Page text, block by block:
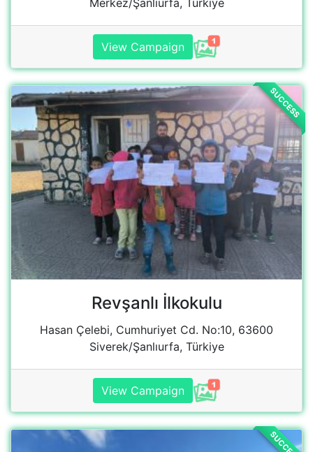
Revşanlı İlkokulu
Hasan Çelebi, Cumhuriyet Cd. No:10, 63600
Siverek/Şanlıurfa, Türkiye
View Campaign
SUCCESS
Dikilitas Halil Agar ilkokulu